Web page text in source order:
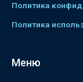
Политика
Политика
Меню